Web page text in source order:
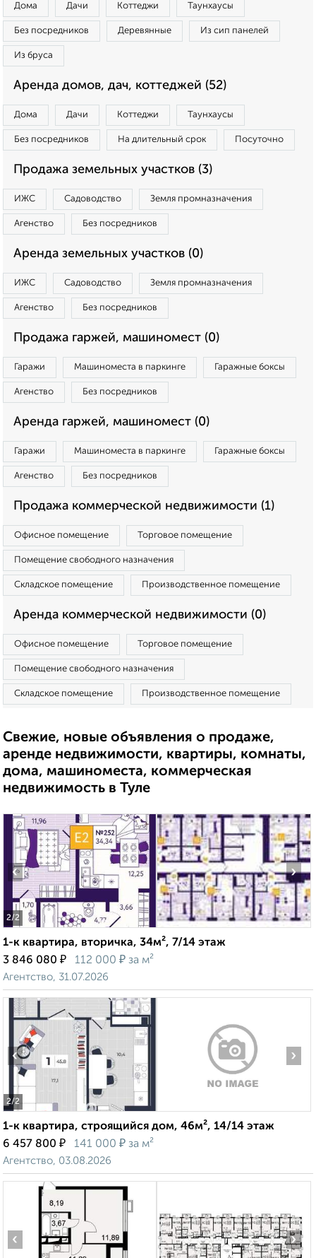
Дома Дачи Коттеджи Таунхаусы
Без посредников Деревянные Из сип панелей
Из бруса
Аренда домов, дач, коттеджей (52)
Дома Дачи Коттеджи Таунхаусы
Без посредников На длительный срок Посуточно
Продажа земельных участков (3)
ИЖС Садоводство Земля промназначения
Агенство Без посредников
Аренда земельных участков (0)
ИЖС Садоводство Земля промназначения
Агенство Без посредников
Продажа гаржей, машиномест (0)
Гаражи Машиноместа в паркинге Гаражные боксы
Агенство Без посредников
Аренда гаржей, машиномест (0)
Гаражи Машиноместа в паркинге Гаражные боксы
Агенство Без посредников
Продажа коммерческой недвижимости (1)
Офисное помещение Торговое помещение
Помещение свободного назначения
Складское помещение Производственное помещение
Аренда коммерческой недвижимости (0)
Офисное помещение Торговое помещение
Помещение свободного назначения
Складское помещение Производственное помещение
Свежие, новые объявления о продаже,
аренде недвижимости, квартиры, комнаты,
дома, машиноместа, коммерческая
недвижимость в Туле
2/2
‹ ›
1-к квартира, вторичка, 34м², 7/14 этаж
3 846 080 ₽ 112 000 ₽ за м²
Агентство, 31.07.2026
2/2
‹ ›
1-к квартира, строящийся дом, 46м², 14/14 этаж
6 457 800 ₽ 141 000 ₽ за м²
Агентство, 03.08.2026
‹ ›